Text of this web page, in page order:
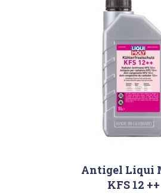
Antigel Liqui
KFS 12 ++